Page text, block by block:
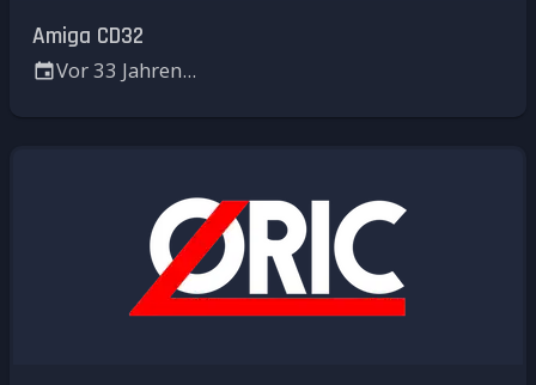
Amiga CD32
Vor 33 Jahren...